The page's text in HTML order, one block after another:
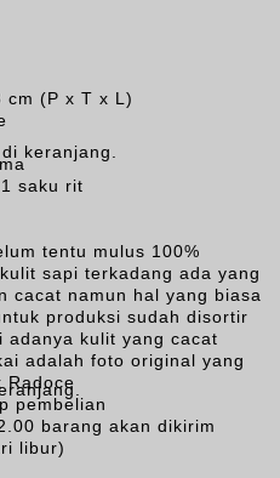
keranjang.
cm (P x T x L)
saku rit
tentu mulus 100%
sapi terkadang ada yang
cacat namun hal yang biasa
produksi sudah disortir
adanya kulit yang cacat
adalah foto original yang
Radoce
pembelian
barang akan dikirim
libur)